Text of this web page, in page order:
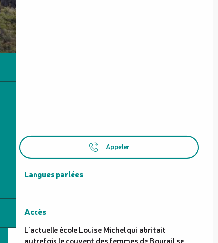
Appeler
Langues parlées
Langues parlées
Accès
Accès
L'actuelle école Louise Michel qui abritait
autrefois le couvent des femmes de Bourail se